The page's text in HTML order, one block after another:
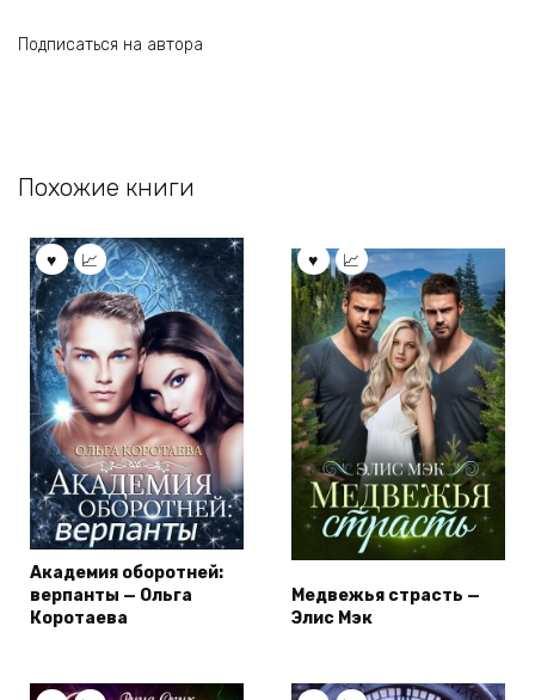
Подписаться на автора
Похожие книги
Академия оборотней:
верпанты — Ольга
Коротаева
Медвежья страсть —
Элис Мэк